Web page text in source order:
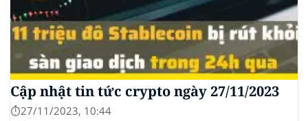
Cập nhật tin tức crypto ngày 27/11/2023
⏱️27/11/2023, 10:44